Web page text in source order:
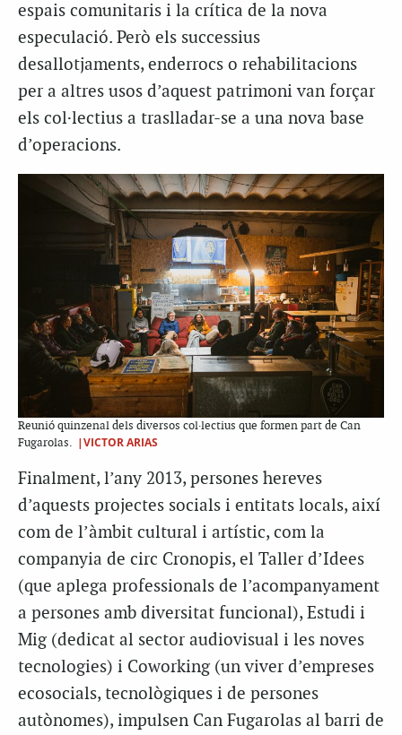
espais comunitaris i la crítica de la nova
especulació. Però els successius
desallotjaments, enderrocs o rehabilitacions
per a altres usos d’aquest patrimoni van forçar
els col·lectius a traslladar-se a una nova base
d’operacions.
Reunió quinzenal dels diversos col·lectius que formen part de Can
Fugarolas. |VICTOR ARIAS
Finalment, l’any 2013, persones hereves
d’aquests projectes socials i entitats locals, així
com de l’àmbit cultural i artístic, com la
companyia de circ Cronopis, el Taller d’Idees
(que aplega professionals de l’acompanyament
a persones amb diversitat funcional), Estudi i
Mig (dedicat al sector audiovisual i les noves
tecnologies) i Coworking (un viver d’empreses
ecosocials, tecnològiques i de persones
autònomes), impulsen Can Fugarolas al barri de